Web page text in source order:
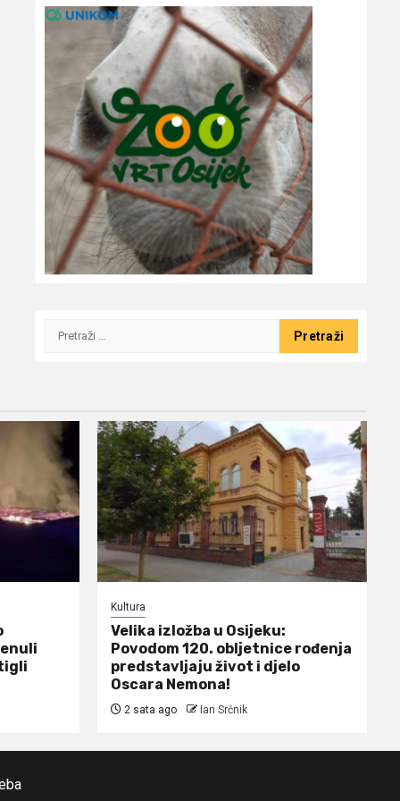
Pretraži:
Kultura
Velika izložba u Osijeku:
Povodom 120. obljetnice rođenja
predstavljaju život i djelo
Oscara Nemona!
2 sata ago Ian Srčnik